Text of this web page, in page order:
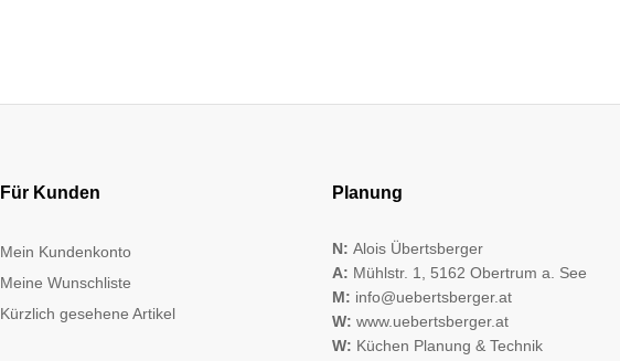
Für Kunden
Mein Kundenkonto
Meine Wunschliste
Kürzlich gesehene Artikel
Planung
N: Alois Übertsberger
A: Mühlstr. 1, 5162 Obertrum a. See
M: info@uebertsberger.at
W: www.uebertsberger.at
W: Küchen Planung & Technik